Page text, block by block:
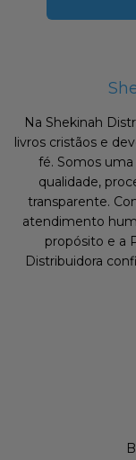
Na Shekinah
livros cristãos e
fé. Somos
qualidade,
transparente.
atendimento
propósito e a
Distribuidora